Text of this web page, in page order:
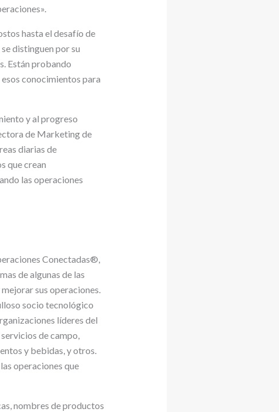
hasta el desafío de
distinguen por su
Están probando
conocimientos para
y al progreso
de Marketing de
diarias de
que crean
las operaciones
Conectadas®,
de algunas de las
sus operaciones.
socio tecnológico
líderes del
de campo,
y bebidas, y otros.
operaciones que
nombres de productos